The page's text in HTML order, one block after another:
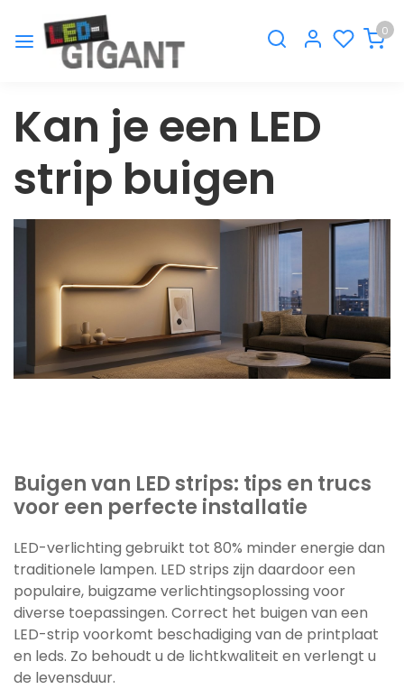
0
Kan je een LED
strip buigen
Buigen van LED strips: tips en trucs
voor een perfecte installatie
LED-verlichting gebruikt tot 80% minder energie dan
traditionele lampen. LED strips zijn daardoor een
populaire, buigzame verlichtingsoplossing voor
diverse toepassingen. Correct het buigen van een
LED-strip voorkomt beschadiging van de printplaat
en leds. Zo behoudt u de lichtkwaliteit en verlengt u
de levensduur.